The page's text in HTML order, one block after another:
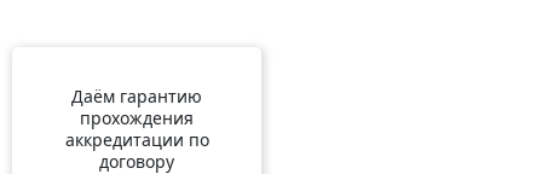
Даём гарантию
прохождения
аккредитации по
договору